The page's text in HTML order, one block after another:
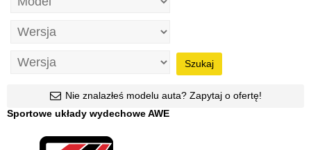
Szukaj
Nie znalazłeś modelu auta? Zapytaj o ofertę!
Sportowe układy wydechowe AWE